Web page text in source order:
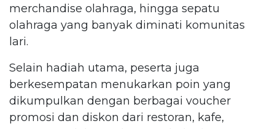
merchandise olahraga, hingga sepatu
olahraga yang banyak diminati komunitas
lari.
Selain hadiah utama, peserta juga
berkesempatan menukarkan poin yang
dikumpulkan dengan berbagai voucher
promosi dan diskon dari restoran, kafe,